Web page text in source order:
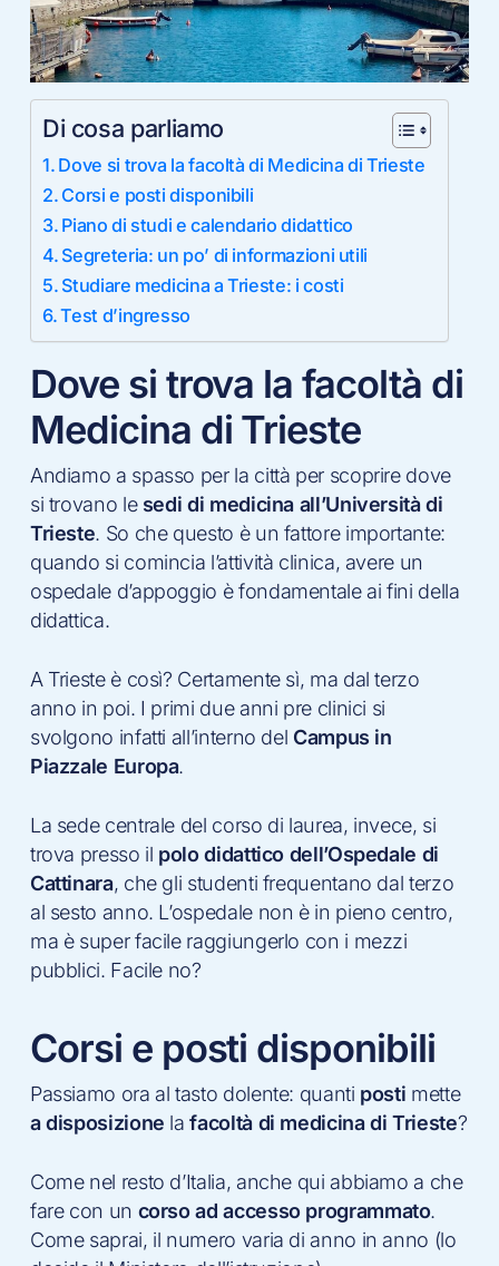
Di cosa parliamo
Dove si trova la facoltà di Medicina di Trieste
Corsi e posti disponibili
Piano di studi e calendario didattico
Segreteria: un po’ di informazioni utili
Studiare medicina a Trieste: i costi
Test d’ingresso
Dove si trova la facoltà di
Medicina di Trieste
Andiamo a spasso per la città per scoprire dove
si trovano lesedi di medicina all’Università di
Trieste. So che questo è un fattore importante:
quando si comincia l’attività clinica, avere un
ospedale d’appoggio è fondamentale ai fini della
didattica.
A Trieste è così? Certamente sì, ma dal terzo
anno in poi. I primi due anni pre clinici si
svolgono infatti all’interno del Campus in
Piazzale Europa.
La sede centrale del corso di laurea, invece, si
trova presso il polo didattico dell’Ospedale di
Cattinara, che gli studenti frequentano dal terzo
al sesto anno. L’ospedale non è in pieno centro,
ma è super facile raggiungerlo con i mezzi
pubblici. Facile no?
Corsi e posti disponibili
Passiamo ora al tasto dolente: quanti posti mette
a disposizione la facoltà di medicina di Trieste?
Come nel resto d’Italia, anche qui abbiamo a che
fare con un corso ad accesso programmato.
Come saprai, il numero varia di anno in anno (lo